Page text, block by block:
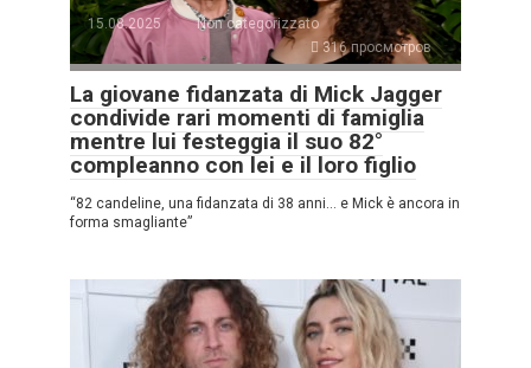
15.08.2025
Non categorizzato
316 просмотров
La giovane fidanzata di Mick Jagger
condivide rari momenti di famiglia
mentre lui festeggia il suo 82°
compleanno con lei e il loro figlio
“82 candeline, una fidanzata di 38 anni… e Mick è ancora in
forma smagliante”